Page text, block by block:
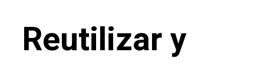
Reutilizar y